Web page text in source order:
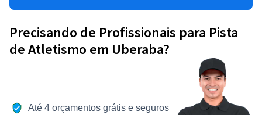
Precisando de Profissionais para Pista
de Atletismo em Uberaba?
Até 4 orçamentos grátis e seguros